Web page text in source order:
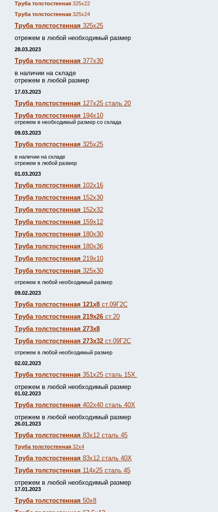
Труба толстостенная 325х22
Труба толстостенная 325х24
Труба толстостенная 325х25
отрежем в любой необходимый размер
28.03.2023
Труба толстостенная 377х30
в наличии на складе
отрежем в любой размер
17.03.2023
Труба толстостенная 127х25 сталь 20
Труба толстостенная 194х10
отрежем в необходимый размер со склада
09.03.2023
Труба толстостенная 325х25
в наличии на складе
отрежем в любой размер
01.03.2023
Труба толстостенная 102х16
Труба толстостенная 152х30
Труба толстостенная 152х32
Труба толстостенная 159х12
Труба толстостенная 180х30
Труба толстостенная 180х36
Труба толстостенная 219х10
Труба толстостенная 325х30
отрежем в любой необходимый размер
09.02.2023
Труба толстостенная 121х8 ст.09Г2С
Труба толстостенная 219х26 ст.20
Труба толстостенная 273х8
Труба толстостенная 273х32 ст.09Г2С
отрежем в любой необходимый размер
02.02.2023
Труба толстостенная 351х25 сталь 15Х
отрежем в любой необходимый размер
01.02.2023
Труба толстостенная 402х40 сталь 40Х
отрежем в любой необходимый размер
26.01.2023
Труба толстостенная 83х12 сталь 45
Труба толстостенная 32х4
Труба толстостенная 83х12 сталь 40Х
Труба толстостенная 114х25 сталь 45
отрежем в любой необходимый размер
17.01.2023
Труба толстостенная 50х8